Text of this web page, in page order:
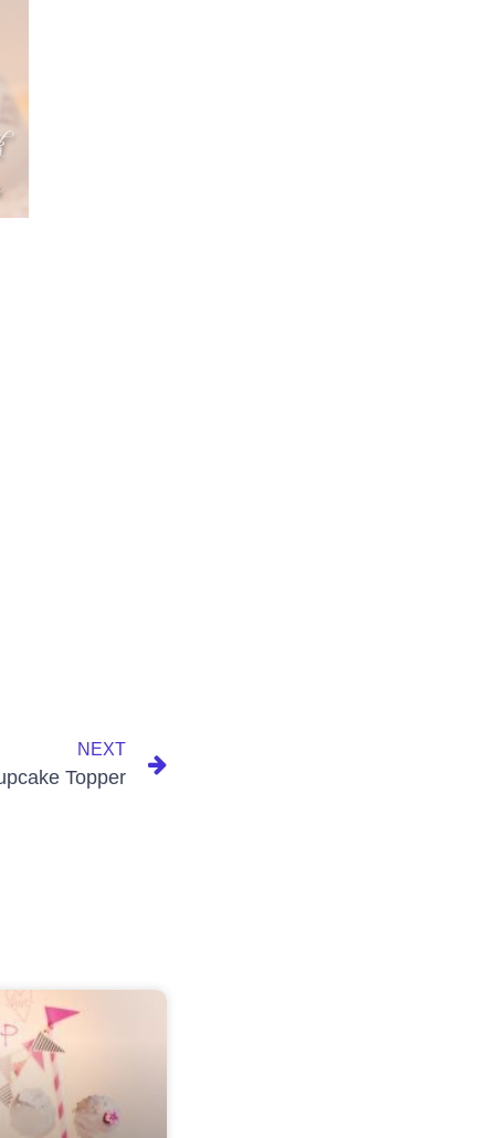
NEXT
Topper